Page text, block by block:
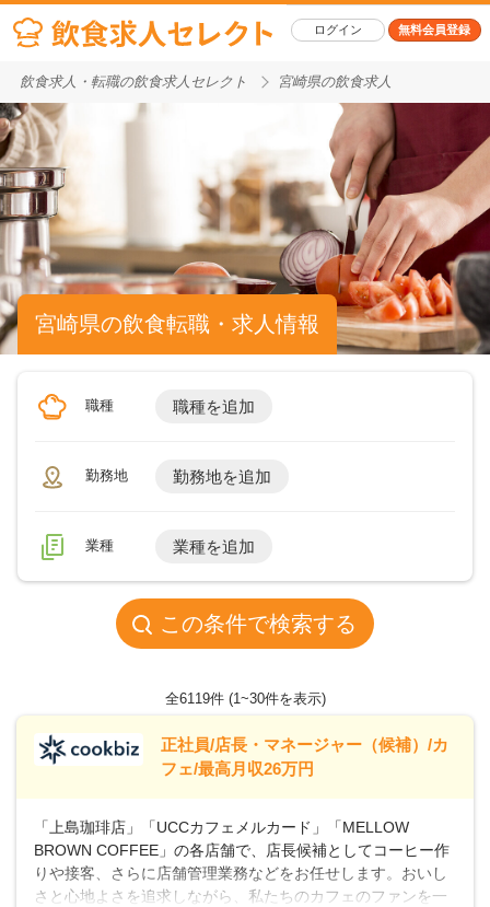
ログイン 無料会員登録
飲食求人・転職の飲食求人セレクト 宮崎県の飲食求人
宮崎県の飲食転職・求人情報
職種 職種を追加
勤務地 勤務地を追加
業種 業種を追加
この条件で検索する
全6119件 (1~30件を表示)
正社員/店長・マネージャー（候補）/カ
フェ/最高月収26万円
「上島珈琲店」「UCCカフェメルカード」「MELLOW
BROWN COFFEE」の各店舗で、店長候補としてコーヒー作
りや接客、さらに店舗管理業務などをお任せします。おいし
さと心地よさを追求しながら、私たちのカフェのファンを一